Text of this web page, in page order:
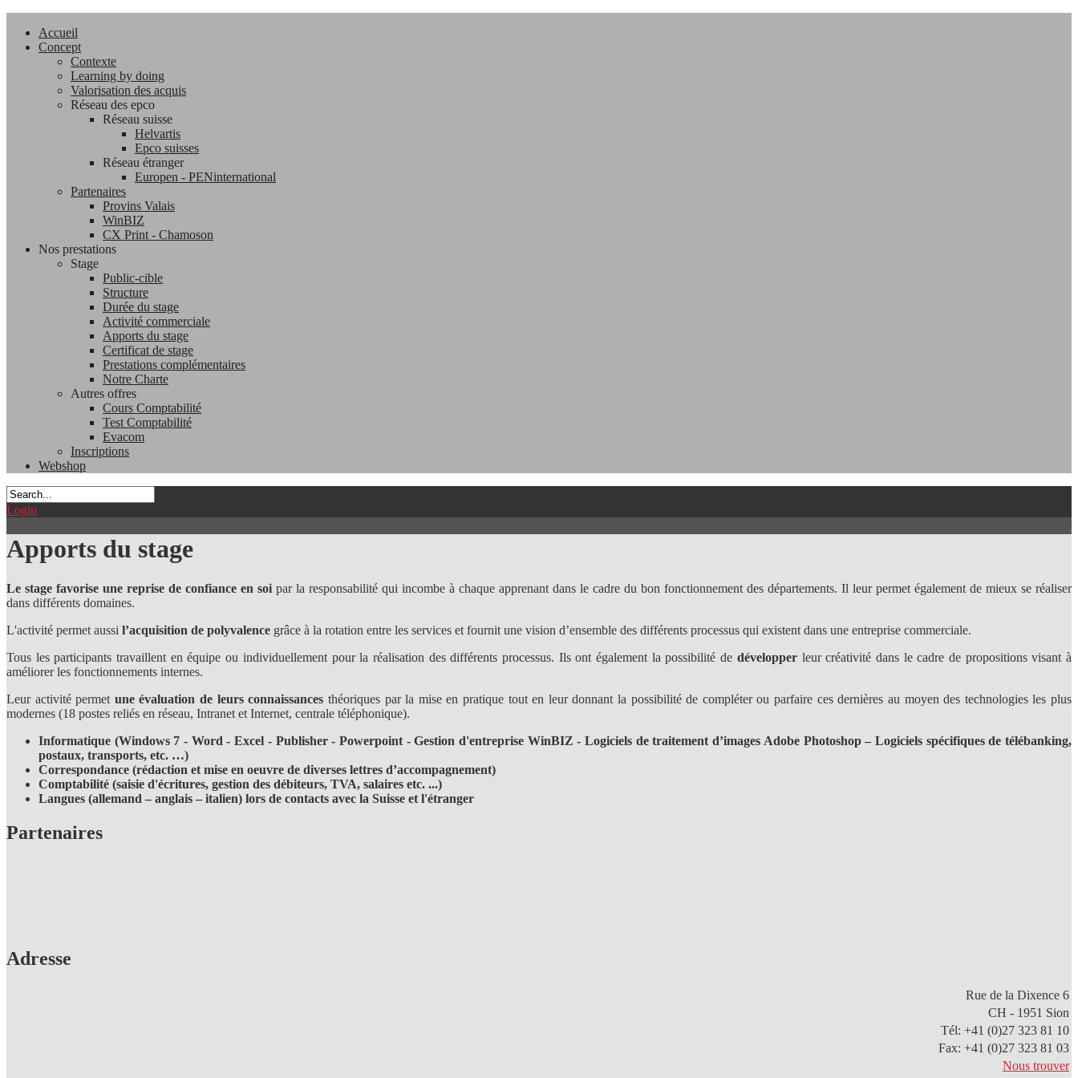
Accueil
Concept
Contexte
Learning by doing
Valorisation des acquis
Réseau des epco
Réseau suisse
Helvartis
Epco suisses
Réseau étranger
Europen - PENinternational
Partenaires
Provins Valais
WinBIZ
CX Print - Chamoson
Nos prestations
Stage
Public-cible
Structure
Durée du stage
Activité commerciale
Apports du stage
Certificat de stage
Prestations complémentaires
Notre Charte
Autres offres
Cours Comptabilité
Test Comptabilité
Evacom
Inscriptions
Webshop
Login
Apports du stage
Le stage favorise une reprise de confiance en soi par la responsabilité qui incombe à chaque apprenant dans le cadre du bon fonctionnement des départements. Il leur permet également de mieux se réaliser
dans différents domaines.
L'activité permet aussi l’acquisition de polyvalence grâce à la rotation entre les services et fournit une vision d’ensemble des différents processus qui existent dans une entreprise commerciale.
Tous les participants travaillent en équipe ou individuellement pour la réalisation des différents processus. Ils ont également la possibilité de développerleur créativité dans le cadre de propositions visant à
améliorer les fonctionnements internes.
Leur activité permet une évaluation de leurs connaissances théoriques par la mise en pratique tout en leur donnant la possibilité de compléter ou parfaire ces dernières au moyen des technologies les plus
modernes (18 postes reliés en réseau, Intranet et Internet, centrale téléphonique).
Informatique (Windows 7 - Word - Excel - Publisher - Powerpoint - Gestion d'entreprise WinBIZ - Logiciels de traitement d’images Adobe Photoshop – Logiciels spécifiques de télébanking,
postaux, transports, etc. …)
Correspondance (rédaction et mise en oeuvre de diverses lettres d’accompagnement)
Comptabilité (saisie d'écritures, gestion des débiteurs, TVA, salaires etc. ...)
Langues (allemand – anglais – italien) lors de contacts avec la Suisse et l'étranger
Partenaires
Adresse
Rue de la Dixence 6
CH - 1951 Sion
Tél: +41 (0)27 323 81 10
Fax: +41 (0)27 323 81 03
Nous trouver